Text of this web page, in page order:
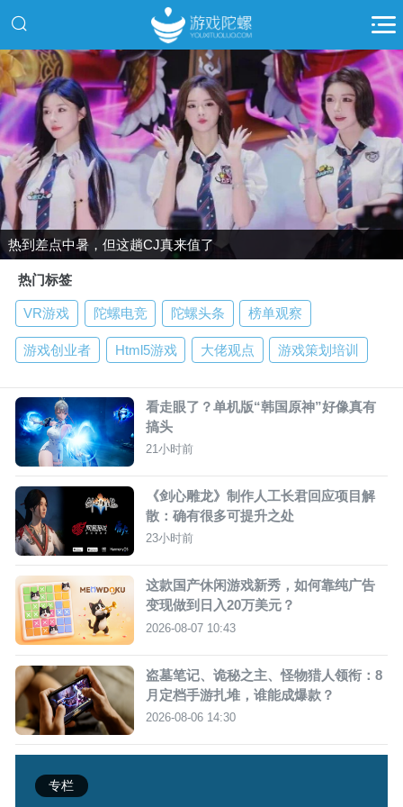
热到差点中暑，但这趟CJ真来值了
热门标签
VR游戏 陀螺电竞 陀螺头条 榜单观察
游戏创业者 Html5游戏 大佬观点 游戏策划培训
看走眼了？单机版“韩国原神”好像真有
搞头
21小时前
《剑心雕龙》制作人工长君回应项目解
散：确有很多可提升之处
23小时前
这款国产休闲游戏新秀，如何靠纯广告
变现做到日入20万美元？
2026-08-07 10:43
盗墓笔记、诡秘之主、怪物猎人领衔：8
月定档手游扎堆，谁能成爆款？
2026-08-06 14:30
专栏